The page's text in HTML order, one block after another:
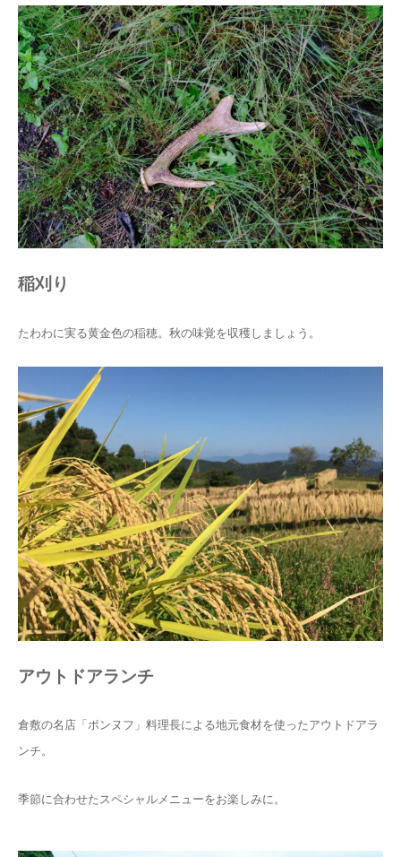
稲刈り
たわわに実る黄金色の稲穂。秋の味覚を収穫しましょう。
アウトドアランチ
倉敷の名店「ポンヌフ」料理長による地元食材を使ったアウトドアラ
ンチ。
季節に合わせたスペシャルメニューをお楽しみに。